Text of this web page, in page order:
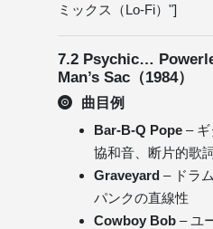
ミックス（Lo-Fi）"]
7.2 Psychic…
Man’s Sac（1984）
曲目例
Bar-B-Q Pope –
協和音、断片的歌
Graveyard – ドラ
パンクの直線性
Cowboy Bob – ユ